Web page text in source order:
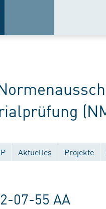
Aktuelles Projekte
07-55 AA